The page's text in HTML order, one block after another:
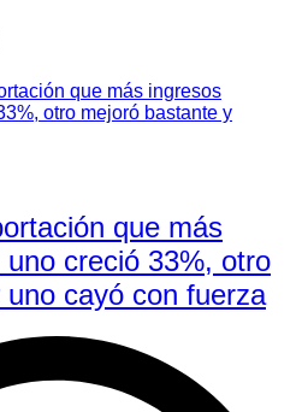
que más
creció 33%, otro
cayó con fuerza